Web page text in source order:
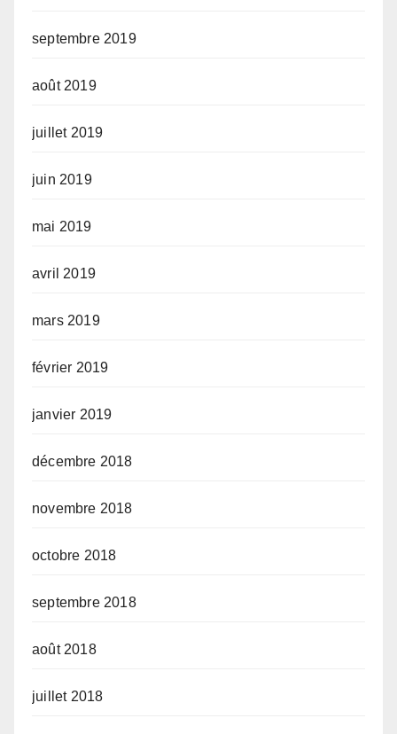
septembre 2019
août 2019
juillet 2019
juin 2019
mai 2019
avril 2019
mars 2019
février 2019
janvier 2019
décembre 2018
novembre 2018
octobre 2018
septembre 2018
août 2018
juillet 2018